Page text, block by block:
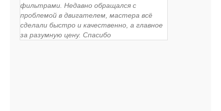
фильтрами. Недавно обращался с
проблемой в двигателем, мастера всё
сделали быстро и качественно, а главное
за разумную цену. Спасибо